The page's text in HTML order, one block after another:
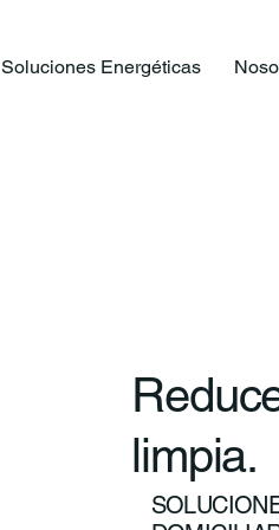
Soluciones Energéticas
limpia.